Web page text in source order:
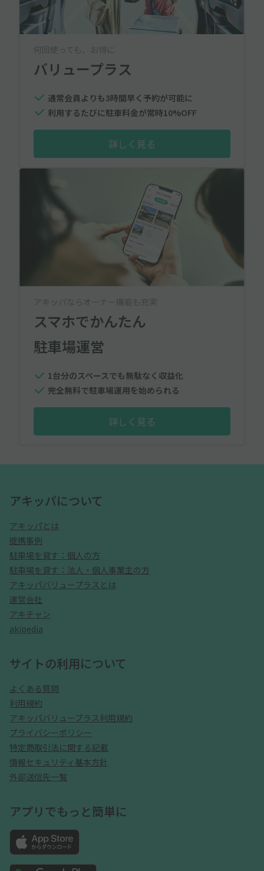
何回使っても、お得に
バリュープラス
通常会員よりも3時間早く予約が可能に
利用するたびに駐車料金が常時10%OFF
詳しく見る
アキッパならオーナー機能も充実
スマホでかんたん
駐車場運営
1台分のスペースでも無駄なく収益化
完全無料で駐車場運用を始められる
詳しく見る
アキッパについて
アキッパとは
提携事例
駐車場を貸す：個人の方
駐車場を貸す：法人・個人事業主の方
アキッパバリュープラスとは
運営会社
アキチャン
akipedia
サイトの利用について
よくある質問
利用規約
アキッパバリュープラス利用規約
プライバシーポリシー
特定商取引法に関する記載
情報セキュリティ基本方針
外部送信先一覧
アプリでもっと簡単に